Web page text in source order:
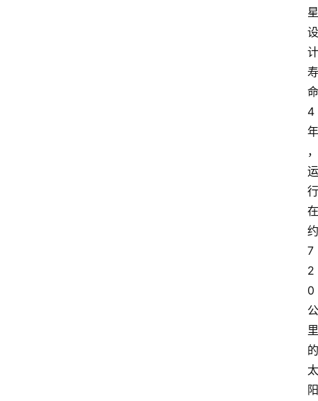
星
设
计
寿
命
4
年
，
运
行
在
约
7
2
0
公
里
的
太
阳